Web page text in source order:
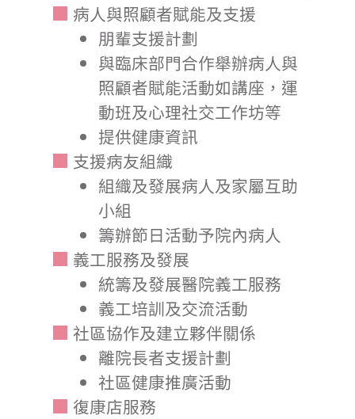
病人與照顧者賦能及支援
朋輩支援計劃
與臨床部門合作舉辦病人與
照顧者賦能活動如講座，運
動班及心理社交工作坊等
提供健康資訊
支援病友組織
組織及發展病人及家屬互助
小組
籌辦節日活動予院內病人
義工服務及發展
統籌及發展醫院義工服務
義工培訓及交流活動
社區協作及建立夥伴關係
離院長者支援計劃
社區健康推廣活動
復康店服務